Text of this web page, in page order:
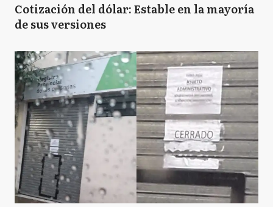
Cotización del dólar: Estable en la mayoría
de sus versiones